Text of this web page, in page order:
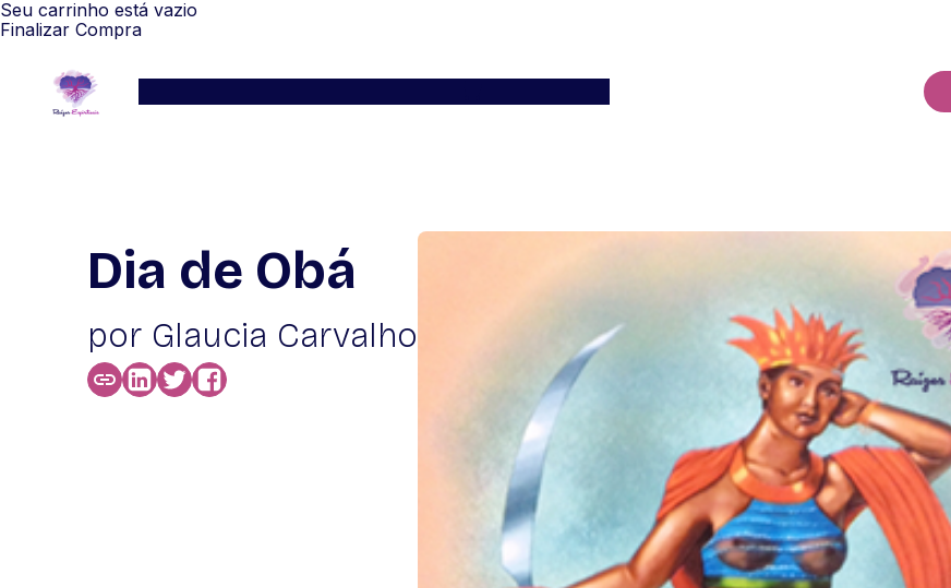
Seu carrinho está vazio
Finalizar Compra
Dia de Obá
por Glaucia Carvalho